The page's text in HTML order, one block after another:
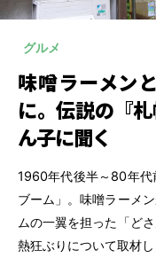
グルメ
味噌ラーメン
に。伝説の『
ん子に聞く
1960年代後半～80年代
ブーム」。味噌ラーメ
ムの一翼を担った「ど
熱狂ぶりについて取材し